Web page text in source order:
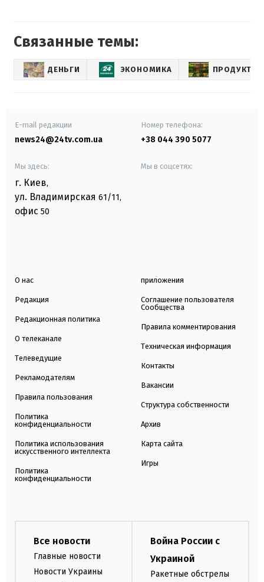
Связанные темы:
ДЕНЬГИ ЭКОНОМИКА ПРОДУКТЫ
E-mail редакции
news24@24tv.com.ua
Номер телефона:
+38 044 390 5077
Мы здесь:
г. Киев,
ул. Владимирская 61/11,
офис 50
Мы в соцсетях:
О нас
Редакция
Редакционная политика
О телеканале
Телеведущие
Рекламодателям
Правила пользования
Политика
конфиденциальности
Политика использования
искусственного интеллекта
Политика
конфиденциальности
приложения
Соглашение пользователя
Сообщества
Правила комментирования
Техническая информация
Контакты
Вакансии
Структура собственности
Архив
Карта сайта
Игры
Все новости
Главные новости
Новости Украины
Война России с
Украиной
Ракетные обстрелы